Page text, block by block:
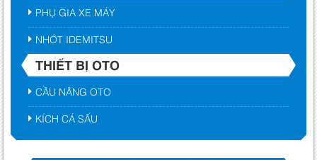
PHỤ GIA XE MÁY
NHỚT IDEMITSU
THIẾT BỊ OTO
CẦU NÂNG OTO
KÍCH CÁ SẤU